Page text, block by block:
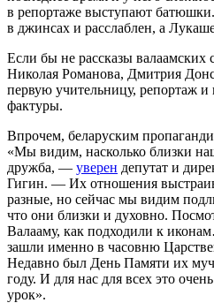
в репортаже выступают
в джинсах и расслаблен, а
Если бы не рассказы валаамских
Николая Романова, Дмитрия
первую учительницу, репортаж и
фактуры.
Впрочем, беларуским
«Мы видим, насколько близки
дружба, — уверен депутат и
Гигин. — Их отношения
разные, но сейчас мы видим
что они близки и духовно.
Валааму, как подходили к
зашли именно в часовню
Недавно был День Памяти их
году. И для нас для всех это
урок».